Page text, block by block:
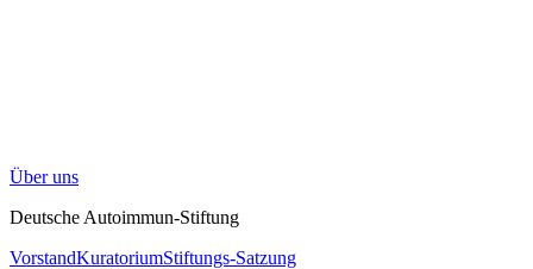
Über uns
Deutsche Autoimmun-Stiftung
VorstandKuratoriumStiftungs-Satzung